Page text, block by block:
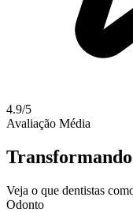
4.9/5
Avaliação Média
Transformando
Veja o que dentistas
Odonto